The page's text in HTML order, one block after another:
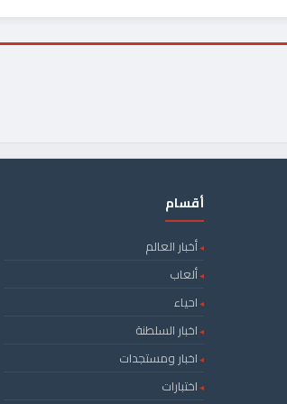
أقسام
أخبار العالم
ألعاب
احياء
اخبار السلطنة
اخبار ومستجدات
اختبارات